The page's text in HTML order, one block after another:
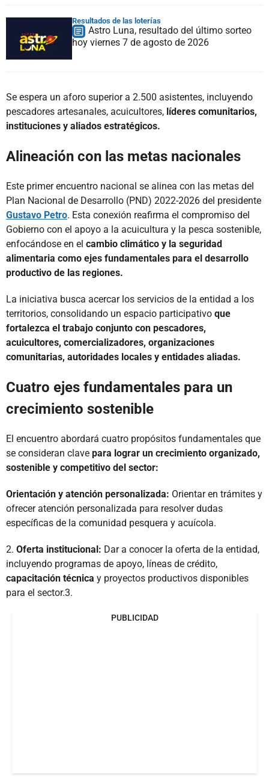
Resultados de las loterías
Astro Luna, resultado del último sorteo
hoy viernes 7 de agosto de 2026
Se espera un aforo superior a 2.500 asistentes, incluyendo
pescadores artesanales, acuicultores, líderes comunitarios,
instituciones y aliados estratégicos.
Alineación con las metas nacionales
Este primer encuentro nacional se alinea con las metas del
Plan Nacional de Desarrollo (PND) 2022-2026 del presidente
Gustavo Petro. Esta conexión reafirma el compromiso del
Gobierno con el apoyo a la acuicultura y la pesca sostenible,
enfocándose en el cambio climático y la seguridad
alimentaria como ejes fundamentales para el desarrollo
productivo de las regiones.
La iniciativa busca acercar los servicios de la entidad a los
territorios, consolidando un espacio participativo que
fortalezca el trabajo conjunto con pescadores,
acuicultores, comercializadores, organizaciones
comunitarias, autoridades locales y entidades aliadas.
Cuatro ejes fundamentales para un
crecimiento sostenible
El encuentro abordará cuatro propósitos fundamentales que
se consideran clave para lograr un crecimiento organizado,
sostenible y competitivo del sector:
Orientación y atención personalizada: Orientar en trámites y
ofrecer atención personalizada para resolver dudas
específicas de la comunidad pesquera y acuícola.
2. Oferta institucional: Dar a conocer la oferta de la entidad,
incluyendo programas de apoyo, líneas de crédito,
capacitación técnica y proyectos productivos disponibles
para el sector.3.
PUBLICIDAD